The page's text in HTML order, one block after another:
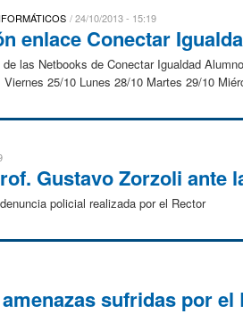
24/10/2013 - 15:19
enlace Conectar
las Netbooks de Conectar Igualdad
25/10 Lunes 28/10 Martes 29/10
Gustavo Zorzoli ante
policial realizada por el Rector
sufridas por